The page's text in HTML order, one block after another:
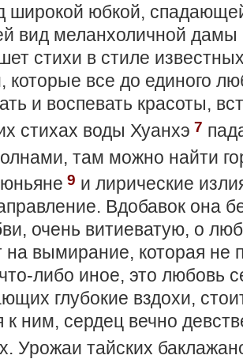
широкой юбкой,
вид меланхоличной дамы
стихи в стиле
которые все до единого
и воспевать красоты,
стихах воды Хуанхэ 7
там можно найти
9 и лирические
Вдобавок она
очень витиеватую, о
на вымирание, которая не
либо иное, это любовь
глубокие вздохи,
к ним, сердец вечно
Урожаи тайских